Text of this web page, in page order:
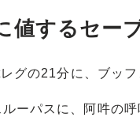
値するセー
グの21分に、ブッフ
ーパスに、阿吽の呼